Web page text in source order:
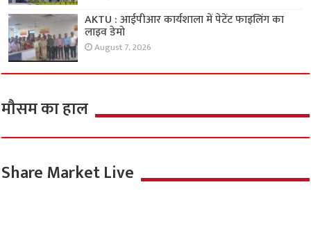
AKTU : आईपीआर कार्यशाला में पेटेंट फाइलिंग का
लाइव डेमो
August 7, 2026
मौसम का हाल
Share Market Live